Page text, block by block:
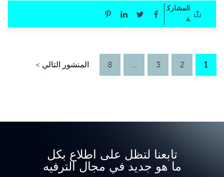
المشارك
ة
1
2
3
...
8 المنشور التالي >
تابعنا لتظل على اطلاع بكل
ما هو جديد في مجال الترفيه